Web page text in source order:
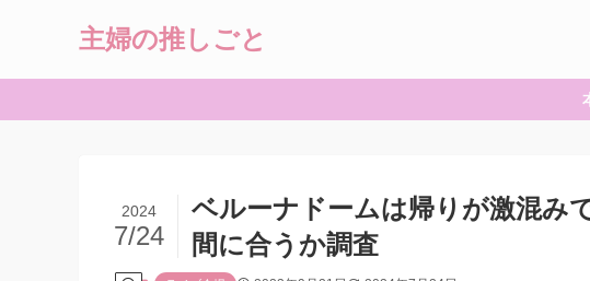
主婦の推しごと
ベルーナドームは帰りが激混み
間に合うか調査
2024
7/24